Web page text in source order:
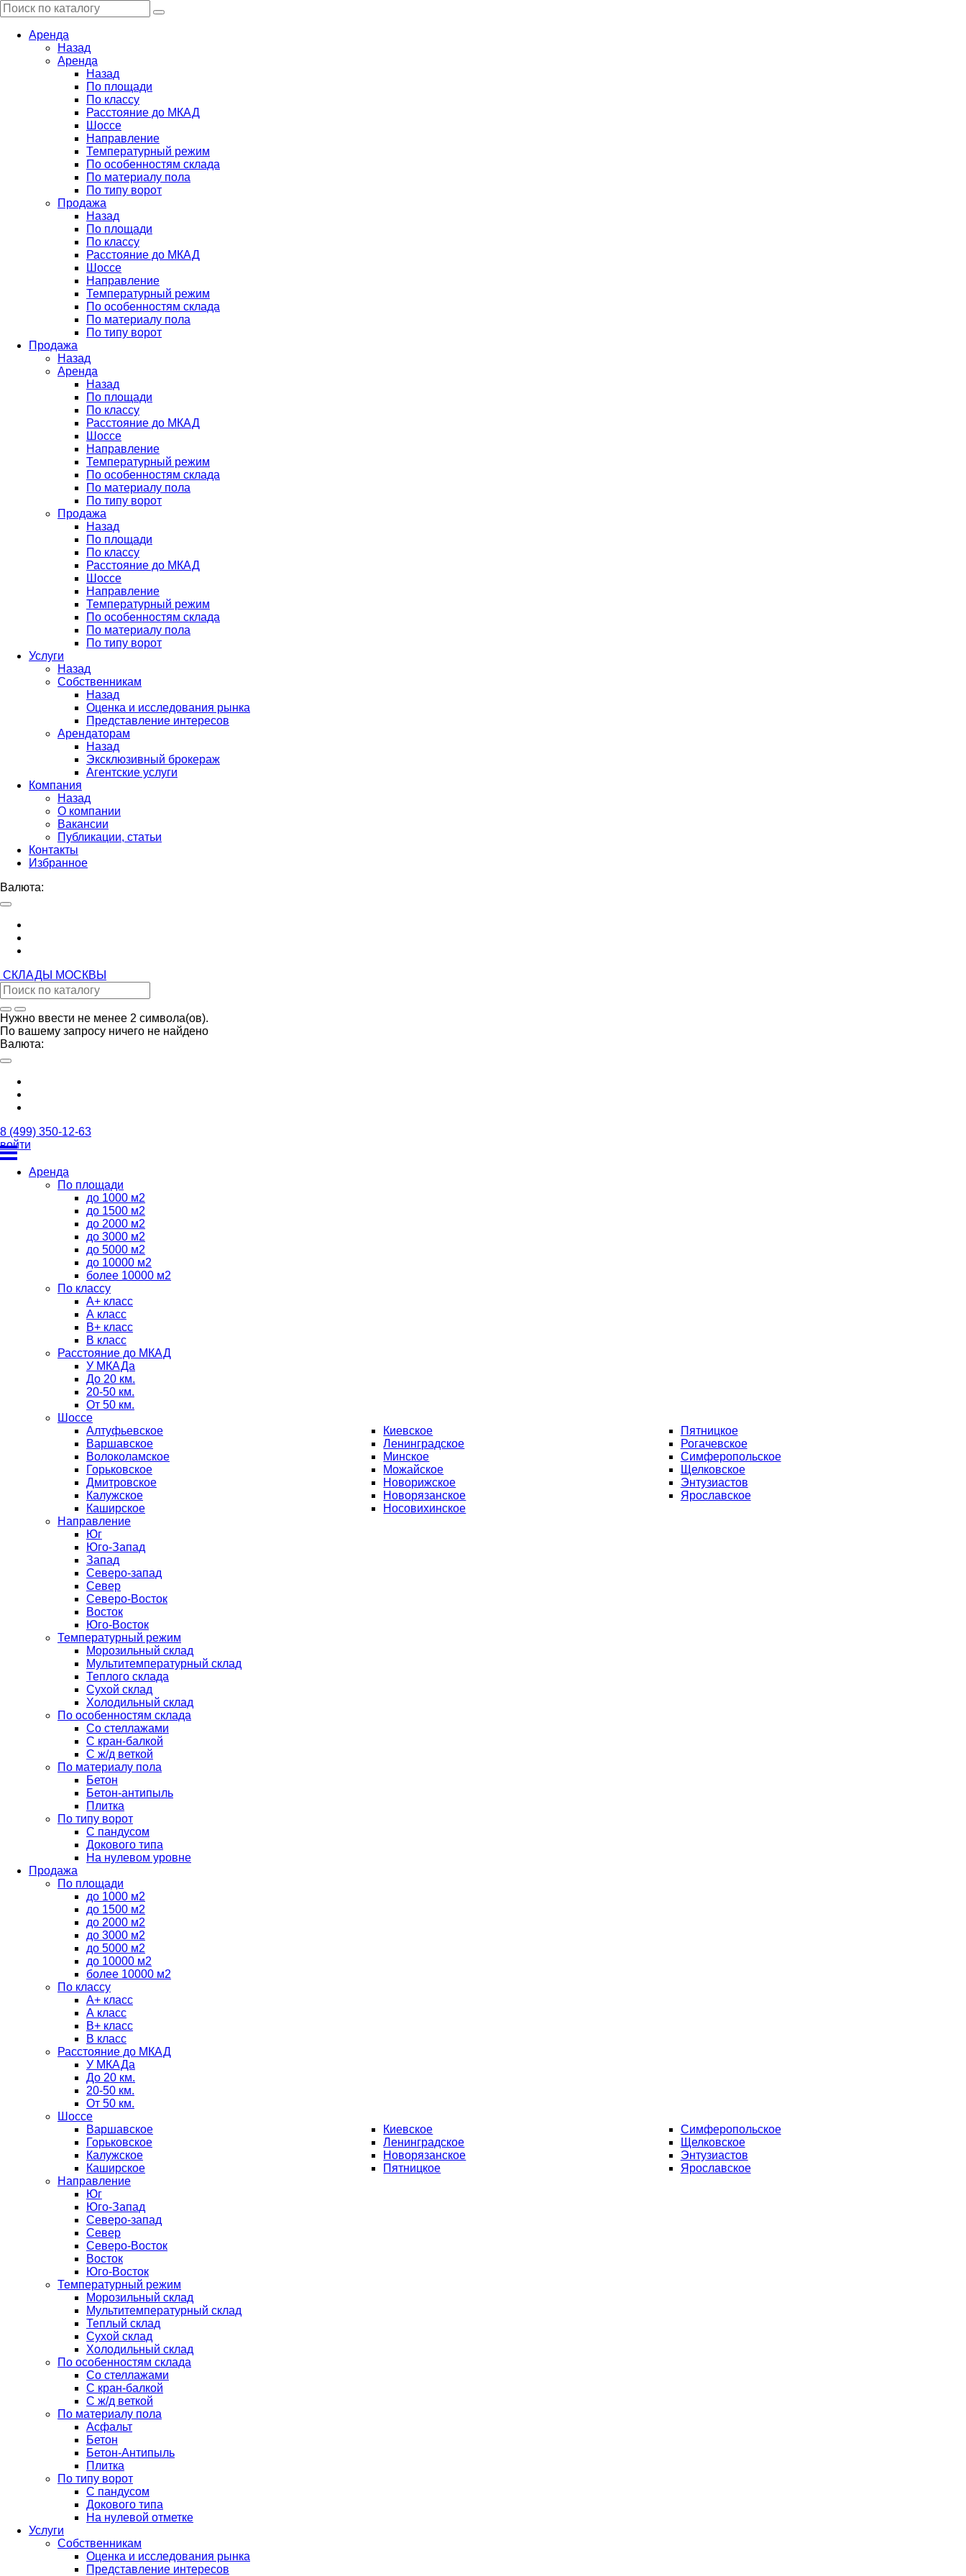
Аренда
Назад
Аренда
Назад
По площади
По классу
Расстояние до МКАД
Шоссе
Направление
Температурный режим
По особенностям склада
По материалу пола
По типу ворот
Продажа
Назад
По площади
По классу
Расстояние до МКАД
Шоссе
Направление
Температурный режим
По особенностям склада
По материалу пола
По типу ворот
Продажа
Назад
Аренда
Назад
По площади
По классу
Расстояние до МКАД
Шоссе
Направление
Температурный режим
По особенностям склада
По материалу пола
По типу ворот
Продажа
Назад
По площади
По классу
Расстояние до МКАД
Шоссе
Направление
Температурный режим
По особенностям склада
По материалу пола
По типу ворот
Услуги
Назад
Собственникам
Назад
Оценка и исследования рынка
Представление интересов
Арендаторам
Назад
Эксклюзивный брокераж
Агентские услуги
Компания
Назад
О компании
Вакансии
Публикации, статьи
Контакты
Избранное
Валюта:
СКЛАДЫ МОСКВЫ
Нужно ввести не менее 2 символа(ов).
По вашему запросу ничего не найдено
Валюта:
8 (499) 350-12-63
войти
Аренда
По площади
до 1000 м2
до 1500 м2
до 2000 м2
до 3000 м2
до 5000 м2
до 10000 м2
более 10000 м2
По классу
А+ класс
А класс
B+ класс
В класс
Расстояние до МКАД
У МКАДа
До 20 км.
20-50 км.
От 50 км.
Шоссе
Алтуфьевское
Варшавское
Волоколамское
Горьковское
Дмитровское
Калужское
Каширское
Киевское
Ленинградское
Минское
Можайское
Новорижское
Новорязанское
Носовихинское
Пятницкое
Рогачевское
Симферопольское
Щелковское
Энтузиастов
Ярославское
Направление
Юг
Юго-Запад
Запад
Северо-запад
Север
Северо-Восток
Восток
Юго-Восток
Температурный режим
Морозильный склад
Мультитемпературный склад
Теплого склада
Сухой склад
Холодильный склад
По особенностям склада
Со стеллажами
С кран-балкой
С ж/д веткой
По материалу пола
Бетон
Бетон-антипыль
Плитка
По типу ворот
С пандусом
Докового типа
На нулевом уровне
Продажа
По площади
до 1000 м2
до 1500 м2
до 2000 м2
до 3000 м2
до 5000 м2
до 10000 м2
более 10000 м2
По классу
A+ класс
А класс
В+ класс
B класс
Расстояние до МКАД
У МКАДа
До 20 км.
20-50 км.
От 50 км.
Шоссе
Варшавское
Горьковское
Калужское
Каширское
Киевское
Ленинградское
Новорязанское
Пятницкое
Симферопольское
Щелковское
Энтузиастов
Ярославское
Направление
Юг
Юго-Запад
Северо-запад
Север
Северо-Восток
Восток
Юго-Восток
Температурный режим
Морозильный склад
Мультитемпературный склад
Теплый склад
Сухой склад
Холодильный склад
По особенностям склада
Со стеллажами
С кран-балкой
С ж/д веткой
По материалу пола
Асфальт
Бетон
Бетон-Антипыль
Плитка
По типу ворот
С пандусом
Докового типа
На нулевой отметке
Услуги
Собственникам
Оценка и исследования рынка
Представление интересов